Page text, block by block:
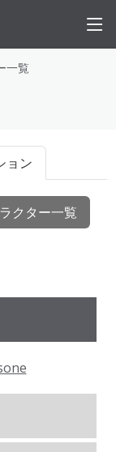
一覧
ョン
クター一覧